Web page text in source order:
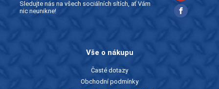
Sledujte nás na všech sociálních sítích, ať Vám
nic neunikne!
Vše o nákupu
Časté dotazy
Obchodní podmínky